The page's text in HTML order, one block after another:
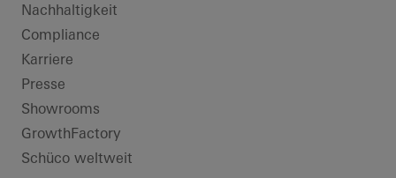
Nachhaltigkeit
Compliance
Karriere
Presse
Showrooms
GrowthFactory
Schüco weltweit